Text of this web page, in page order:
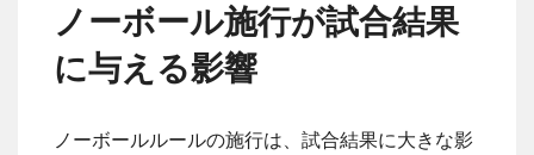
ノーボール施行が試合結果
に与える影響
ノーボールルールの施行は、試合結果に大きな影